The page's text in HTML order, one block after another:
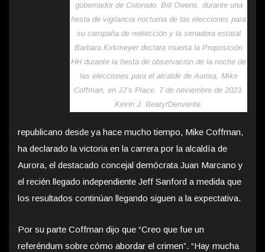
gobernador de Colorado, Bill Owens, durante una
fiesta de vigilancia nocturna de las elecciones para
su campaña de reelección y la senadora estatal
Barbara Kirkmeyer declara muerta la Proposición
HH durante la fiesta de observación de la noche de
las elecciones para el alcalde de Aurora, Mike
Coffman, en JJ’s Place. 7 de noviembre de 2023.
Kevin J. Beaty/Denverite.
republicano desde ya hace mucho tiempo, Mike Coffman,
ha declarado la victoria en la carrera por la alcaldía de
Aurora, el destacado concejal demócrata Juan Marcano y
el recién llegado independiente Jeff Sanford a medida que
los resultados continúan llegando siguen a la expectativa.
Por su parte Coffman dijo que “Creo que fue un
referéndum sobre cómo abordar el crimen”. “Hay mucha